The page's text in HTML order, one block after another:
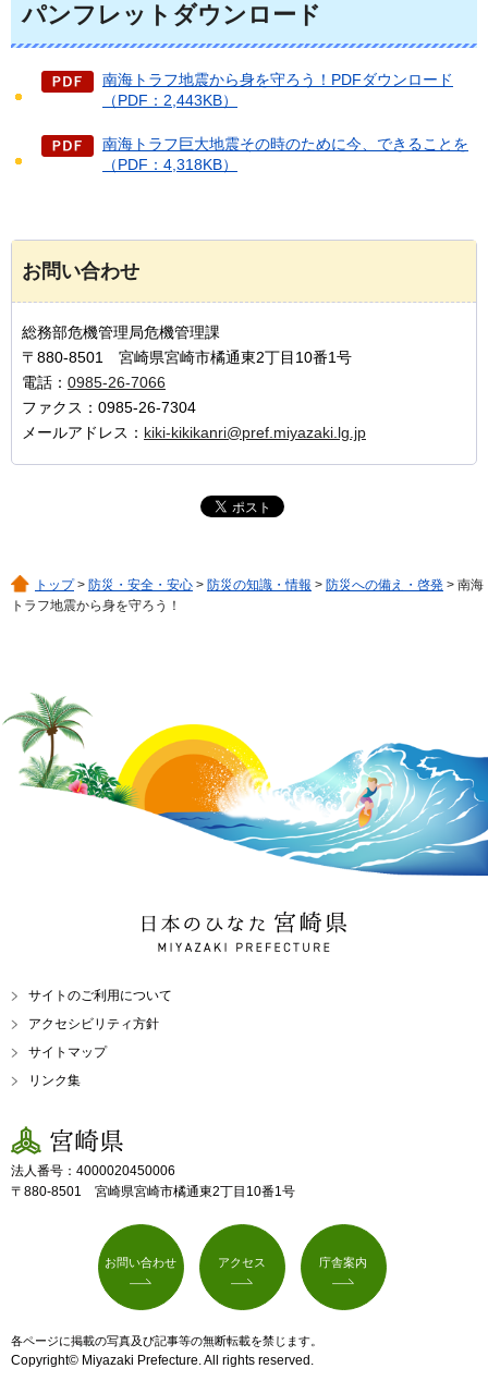
パンフレットダウンロード
南海トラフ地震から身を守ろう！PDFダウンロード
（PDF：2,443KB）
南海トラフ巨大地震その時のために今、できることを
（PDF：4,318KB）
お問い合わせ
総務部危機管理局危機管理課
〒880-8501 宮崎県宮崎市橘通東2丁目10番1号
電話： 0985-26-7066
ファクス：0985-26-7304
メールアドレス： kiki-kikikanri@pref.miyazaki.lg.jp
トップ> 防災・安全・安心 > 防災の知識・情報 > 防災への備え・啓発 > 南海
トラフ地震から身を守ろう！
日本のひなた 宮崎県
MIYAZAKI PREFECTURE
サイトのご利用について
アクセシビリティ方針
サイトマップ
リンク集
宮崎県
法人番号：4000020450006
〒880-8501 宮崎県宮崎市橘通東2丁目10番1号
お問い合わせ アクセス 庁舎案内
各ページに掲載の写真及び記事等の無断転載を禁じます。
Copyright© Miyazaki Prefecture. All rights reserved.